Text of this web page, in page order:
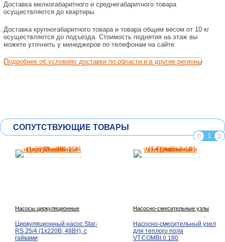
Доставка мелкогабаритного и среднегабаритного товара
осуществляется до квартиры.
Доставка крупногабаритного товара и товара общим весом от 10 кг
осуществляется до подъезда. Стоимость поднятия на этаж вы
можете уточнить у менеджеров по телефонам на сайте.
Подробнее об условиях доставки по области и в другие регионы
СОПУТСТВУЮЩИЕ ТОВАРЫ
1
Насосы циркуляционные
Циркуляционный насос Star-
RS 25/4 (1х220В; 48Вт), с
гайками
Насосно-смесительные узлы
Насосно-смесительный узел
для теплого пола
VT.COMBI.0.180